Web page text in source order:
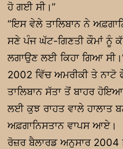
ਹੋ ਗਈ ਸੀ।”
“ਇਸ ਵੇਲੇ ਤਾਲਿਬਾਨ ਨੇ
ਸਣੇ ਪੰਜ ਘੱਟ-ਗਿਣਤੀ ਕੌਮਾਂ ਨੂੰ
ਲਗਾਉਣ ਲਈ ਕਿਹਾ ਗਿਆ
2002 ਵਿੱਚ ਅਮਰੀਕੀ ਤੇ ਨਾਟੋ
ਤਾਲਿਬਾਨ ਸੱਤਾ ਤੋਂ ਬਾਹਰ
ਲਈ ਕੁਝ ਰਾਹਤ ਵਾਲੇ ਹਾਲਾਤ
ਅਫ਼ਗਾਨਿਸਤਾਨ ਵਾਪਸ ਆਏ।
ਰੋਜ਼ਰ ਬੈਲਾਰਡ ਅਨੁਸਾਰ 2004